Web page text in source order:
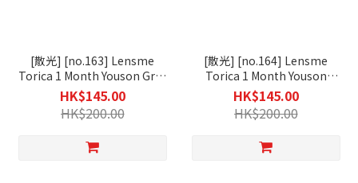
[散光] [no.163] Lensme
Torica 1 Month Youson Gray
月拋彩妝隱形眼鏡｜每盒2片
HK$145.00
HK$200.00
[散光] [no.164] Lensme
Torica 1 Month Youson
Brown 月拋彩妝隱形眼鏡｜每
盒2片
HK$145.00
HK$200.00